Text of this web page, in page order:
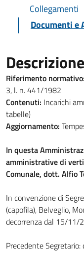
Collegamenti
Documenti e
Descrizione
Riferimento normativo:
3, l. n. 441/1982
Contenuti: Incarichi
tabelle)
Aggiornamento:
In questa
amministrative di
Comunale, dott. Alfio
In convenzione di
(capofila), Belveglio,
decorrenza dal 15/11/
Precedente